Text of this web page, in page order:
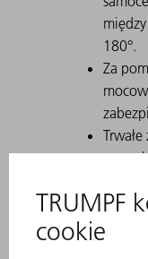
180°.
Za
Za
można